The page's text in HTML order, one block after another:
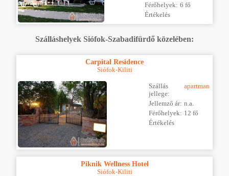
Férőhelyek: 6 fő
Értékelés
Szálláshelyek Siófok-Szabadifürdő közelében:
Carpital Residence
Siófok-Kiliti
Szállás
jellege:
apartman
Jellemző ár: n.a.
Férőhelyek: 12 fő
Értékelés
Piknik Wellness Hotel
Siófok-Kiliti